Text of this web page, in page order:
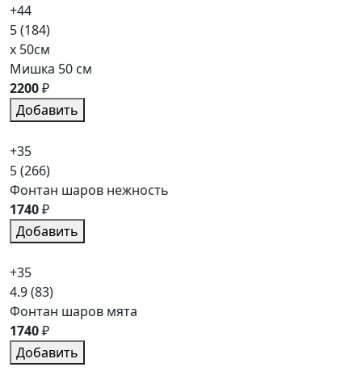
+44
5(184)
x 50см
Мишка 50 см
2200₽
Добавить
+35
5(266)
Фонтан шаров нежность
1740₽
Добавить
+35
4.9(83)
Фонтан шаров мята
1740₽
Добавить